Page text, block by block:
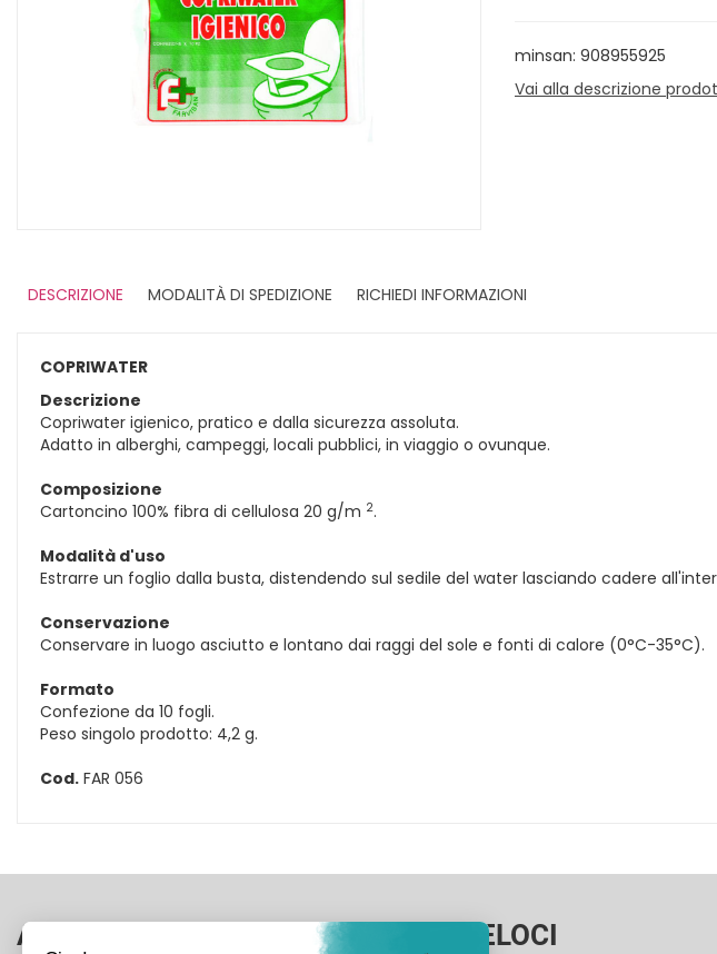
minsan: 908955925
Vai alla descrizione
DESCRIZIONE
MODALITÀ DI SPEDIZIONE RICHIEDI INFORMAZIONI
COPRIWATER
Descrizione
Copriwater igienico, pratico e dalla sicurezza assoluta.
Adatto in alberghi, campeggi, locali pubblici, in viaggio o ovunque.
Composizione
Cartoncino 100% fibra di cellulosa 20 g/m 2.
Modalità d'uso
Estrarre un foglio dalla busta, distendendo sul sedile del water lasciando cadere
Conservazione
Conservare in luogo asciutto e lontano dai raggi del sole e fonti di calore (0°C-35°C).
Formato
Confezione da 10 fogli.
Peso singolo prodotto: 4,2 g.
Cod. FAR 056
AREA UTENTE LINK VELOCI